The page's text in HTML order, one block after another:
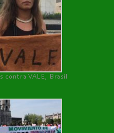
contra VALE, Brasil